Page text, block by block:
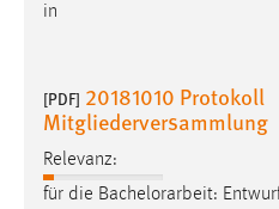
in
[PDF] 20181010 Protokoll
Mitgliederversammlung
Relevanz:
für die Bachelorarbeit:
Diese Informationen helfen
unsere Besucher unsere
Matomo